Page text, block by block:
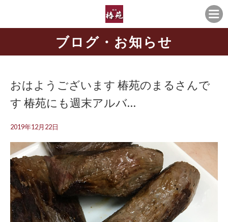
ブログ・お知らせ
おはようございます️ 椿苑のまるさんで
す 椿苑にも週末アルバ…
2019年12月22日